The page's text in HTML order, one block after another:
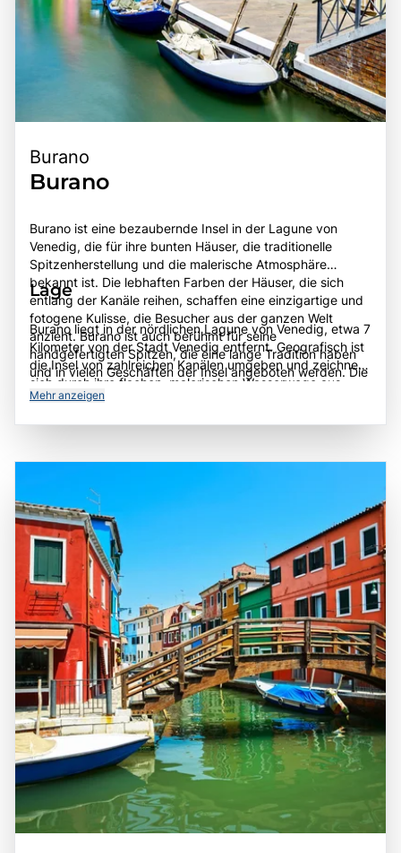
Burano
Burano
Burano ist eine bezaubernde Insel in der Lagune von
Venedig, die für ihre bunten Häuser, die traditionelle
Spitzenherstellung und die malerische Atmosphäre
bekannt ist. Die lebhaften Farben der Häuser, die sich
entlang der Kanäle reihen, schaffen eine einzigartige und
fotogene Kulisse, die Besucher aus der ganzen Welt
anzieht. Burano ist auch berühmt für seine
handgefertigten Spitzen, die eine lange Tradition haben
und in vielen Geschäften der Insel angeboten werden. Die
Geschichte von Burano reicht bis ins 6. Jahrhundert
sich vor den Überfällen der Hunnen zu schützen. Die
und die köstliche lokale Küche, insbesondere die frischen
einen Tagesausflug von Venedig aus. Ein Besuch auf
dieser malerischen Insel ist eine hervorragende
Möglichkeit, die venezianische Kultur zu erleben und die
Schönheit der Lagune zu genießen.
Lage
Burano liegt in der nördlichen Lagune von Venedig, etwa 7
Kilometer von der Stadt Venedig entfernt. Geografisch ist
die Insel von zahlreichen Kanälen umgeben und zeichnet
sich durch ihre flachen, malerischen Wasserwege aus.
Burano ist gut erreichbar mit Vaporetto-Booten, die
Inseln wie Murano und Torcello zu erkunden. Die
Kombination aus historischer Bedeutung,
atemberaubender Landschaft und der Möglichkeit, die
venezianische Kultur zu genießen, macht Burano zu einem
unverzichtbaren Ziel für Reisende, die die Vielfalt und den
Charme dieser einzigartigen Region entdecken möchten.
Mehr anzeigen